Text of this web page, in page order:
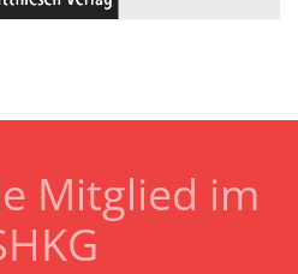
Mitglied im